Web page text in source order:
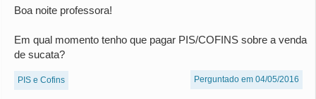
Boa noite professora!
Em qual momento tenho que pagar PIS/COFINS sobre a venda
de sucata?
PIS e Cofins Perguntado em 04/05/2016